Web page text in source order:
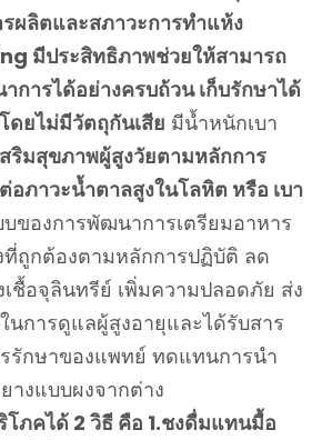
ผลิตและสภาวะการทำแห้ง
มีประสิทธิภาพช่วยให้สามารถ
การได้อย่างครบถ้วน เก็บรักษาได้
ดยไม่มีวัตถุกันเสีย มีน้ำหนักเบา
สริมสุขภาพผู้สูงวัยตามหลักการ
อภาวะน้ำตาลสูงในโลหิต หรือ เบา
ของการพัฒนาการเตรียมอาหาร
ที่ถูกต้องตามหลักการปฏิบัติ ลด
ชื้อจุลินทรีย์ เพิ่มความปลอดภัย ส่ง
นการดูแลผู้สูงอายุและได้รับสาร
รักษาของแพทย์ ทดแทนการนำ
างแบบผงจากต่าง
โภคได้ 2 วิธี คือ 1.ชงดื่มแทนมื้อ